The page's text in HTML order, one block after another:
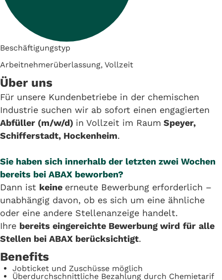
Beschäftigungstyp
Arbeitnehmerüberlassung, Vollzeit
Über uns
Für unsere Kundenbetriebe in der chemischen
Industrie suchen wir ab sofort einen engagierten
Abfüller (m/w/d) in Vollzeit im Raum Speyer,
Schifferstadt, Hockenheim.
Sie haben sich innerhalb der letzten zwei Wochen
bereits bei ABAX beworben?
Dann ist keine erneute Bewerbung erforderlich –
unabhängig davon, ob es sich um eine ähnliche
oder eine andere Stellenanzeige handelt.
Ihre bereits eingereichte Bewerbung wird für alle
Stellen bei ABAX berücksichtigt.
Benefits
Jobticket und Zuschüsse möglich
Überdurchschnittliche Bezahlung durch Chemietarif